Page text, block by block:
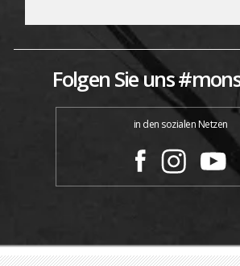
Folgen Sie uns
in den sozialen Netzen